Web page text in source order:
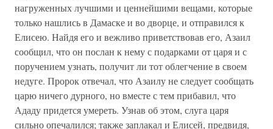
нагруженных лучшими и ценнейшими вещами, которые
только нашлись в Дамаске и во дворце, и отправился к
Елисею. Найдя его и вежливо приветствовав его, Азаил
сообщил, что он послан к нему с подарками от царя и с
поручением узнать, получит ли тот облегчение в своем
недуге. Пророк отвечал, что Азаилу не следует сообщать
царю ничего дурного, но вместе с тем прибавил, что
Ададу придется умереть. Узнав об этом, слуга царя
сильно опечалился; также заплакал и Елисей, предвидя,